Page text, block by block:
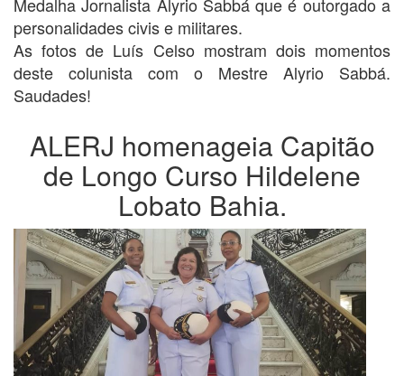
personalidades civis e militares.
As fotos de Luís Celso mostram dois momentos
deste colunista com o Mestre Alyrio Sabbá.
Saudades!
ALERJ homenageia Capitão
de Longo Curso Hildelene
Lobato Bahia.